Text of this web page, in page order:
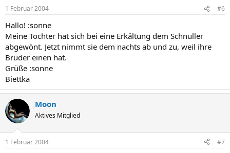
1 Februar 2004 #6
Hallo! :sonne
Meine Tochter hat sich bei eine Erkältung dem Schnuller
abgewönt. Jetzt nimmt sie dem nachts ab und zu, weil ihre
Brüder einen hat.
Grüße :sonne
Biettka
Moon
Aktives Mitglied
1 Februar 2004 #7